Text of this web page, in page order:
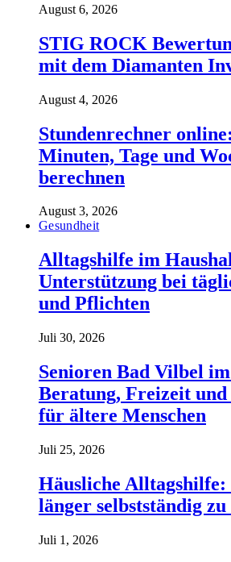
August 6, 2026
STIG ROCK
mit dem Diamanten
August 4, 2026
Stundenrechner
Minuten, Tage und
berechnen
August 3, 2026
Gesundheit
Alltagshilfe im
Unterstützung bei
und Pflichten
Juli 30, 2026
Senioren Bad Vilbel
Beratung, Freizeit
für ältere Menschen
Juli 25, 2026
Häusliche Alltagshilfe:
länger selbstständig zu
Juli 1, 2026